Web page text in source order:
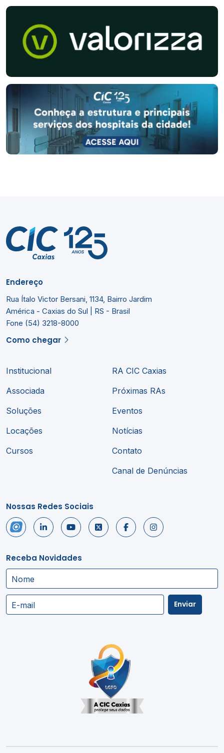
Endereço
Rua Ítalo Victor Bersani, 1134, Bairro Jardim
América - Caxias do Sul | RS - Brasil
Fone (54) 3218-8000
Como chegar
Institucional
Associada
Soluções
Locações
Cursos
RA CIC Caxias
Próximas RAs
Eventos
Notícias
Contato
Canal de Denúncias
Nossas Redes Sociais
Receba Novidades
Nome
E-mail Enviar